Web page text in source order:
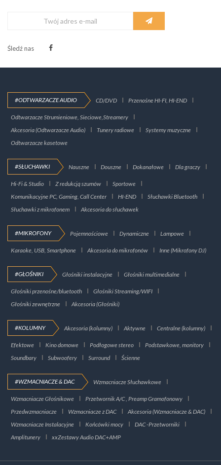
Śledź nas
#ODTWARZACZE AUDIO CD/DVD Przenośne HI-FI, HI-END
Odtwarzacze Strumieniowe, Sieciowe,Streamery
Akcesoria (Odtwarzacze Audio)
Tunery radiowe
Systemy muzyczne
Odtwarzacze kasetowe
#SŁUCHAWKI Nauszne Douszne Dokanałowe Dla graczy
Hi-Fi & Studio Z redukcją szumów
Sportowe
Komunikacyjne PC, Gaming, Call Center
HI-END
Słuchawki Bluetooth
Słuchawki z mikrofonem
Akcesoria do słuchawek
#MIKROFONY Pojemnościowe Dynamiczne Lampowe
Karaoke, USB, Smartphone Akcesoria do mikrofonów Inne (Mikrofony DJ)
#GŁOŚNIKI Głośniki instalacyjne Głośniki multimedialne
Głośniki przenośne/bluetooth
Głośniki Streaming/WIFI
Głośniki zewnętrzne
Akcesoria (Głośniki)
#KOLUMNY Akcesoria (kolumny) Aktywne Centralne (kolumny)
Efektowe Kino domowe Podłogowe stereo
Podstawkowe, monitory
Soundbary
Subwoofery Surround Ścienne
#WZMACNIACZE & DAC Wzmacniacze Słuchawkowe
Wzmacniacze Głośnikowe
Przetwornik A/C , Preamp Gramofonowy
Przedwzmacniacze
Wzmacniacze z DAC
Akcesoria (Wzmacniacze & DAC)
Wzmacniacze Instalacyjne
Końcówki mocy
DAC -Przetworniki
Amplitunery
xxZestawy Audio DAC+AMP